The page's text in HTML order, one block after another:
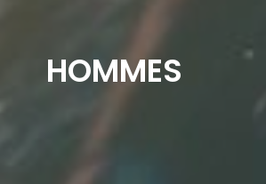
HOMMES